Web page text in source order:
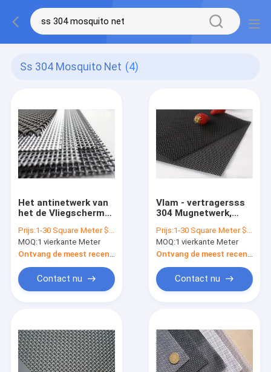
Ss 304 Mosquito Net (4)
Het antinetwerk van
het de Vliegscherm
Insectroestvrije
staal, SS 304
Klamboe
Prijs:1-30 Square Meter $2/Square Meter >30 Square Meters $1/Square Meter
MOQ:1 vierkante Meter
Contact nu
Vlam - vertragersss
304 Mugnetwerk,
Duidelijk Weefsel het
Op zwaar werk
berekende Venster
Prijs:1-30 Square Meter $12/Square Meter >30 Square Meters $10/Square Meter
MOQ:1 vierkante Meter
Contact nu